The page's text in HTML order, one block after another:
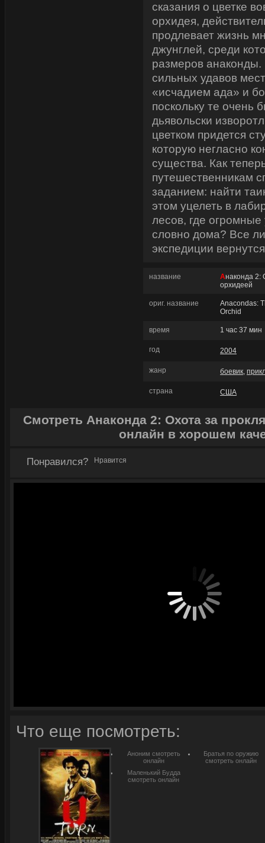
сказания о цветке
орхидея,
продлевает жизнь
джунглей, среди
размеров анаконды.
сильных удавов
«исчадием ада» и
поскольку те очень
дьявольски
цветком придется
которую негласно
существа. Как
путешественникам
заданием: найти
этом уцелеть в
лесов, где
словно дома? Все
экспедиции
название
Анаконда 2: Охота за проклятой
орхидеей
ориг. название
Anacondas:
Orchid
время 1 час 37 мин
год 2004
жанр боевик,
страна США
Смотреть Анаконда 2: Охота за
онлайн в хорошем
Понравился? Нравится
Что еще посмотреть:
Аноним смотреть
онлайн
Братья по оружию
смотреть онлайн
Маленький Будда
смотреть онлайн